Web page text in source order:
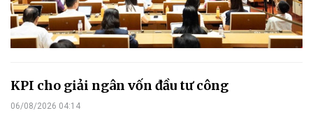
KPI cho giải ngân vốn đầu tư công
06/08/2026 04:14